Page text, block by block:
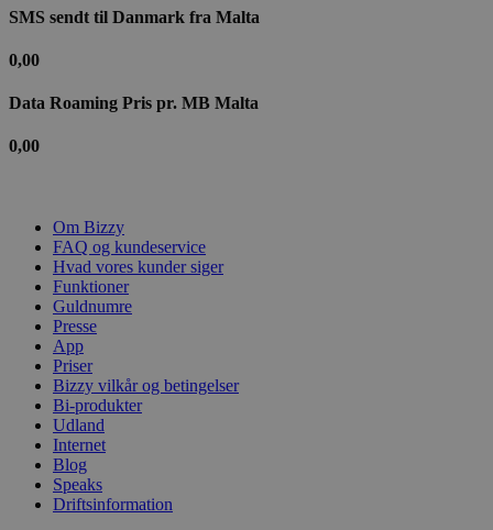
SMS sendt til Danmark fra Malta
0,00
Data Roaming Pris pr. MB Malta
0,00
Om Bizzy
FAQ og kundeservice
Hvad vores kunder siger
Funktioner
Guldnumre
Presse
App
Priser
Bizzy vilkår og betingelser
Bi-produkter
Udland
Internet
Blog
Speaks
Driftsinformation